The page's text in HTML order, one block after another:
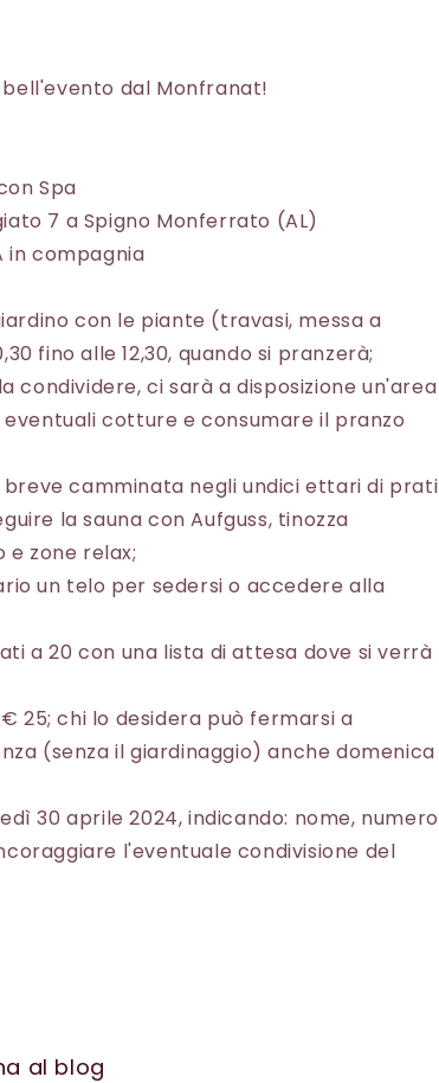
dal Monfranat!
Spa
7 a Spigno Monferrato (AL)
in compagnia
con le piante (travasi, messa a
fino alle 12,30, quando si pranzerà;
ci sarà a disposizione un'area
cotture e consumare il pranzo
camminata negli undici ettari di prati
la sauna con Aufguss, tinozza
e zone relax;
un telo per sedersi o accedere alla
a 20 con una lista di attesa dove si verrà
25; chi lo desidera può fermarsi a
(senza il giardinaggio) anche domenica
30 aprile 2024, indicando: nome, numero
l'eventuale condivisione del
al blog